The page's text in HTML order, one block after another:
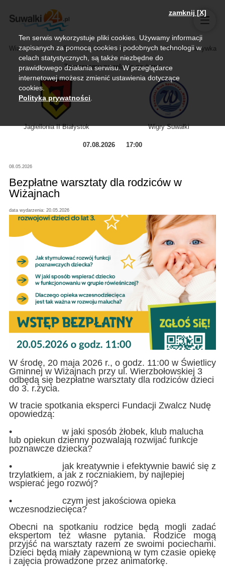
Wiadomości Sport Biznes, rolnictwo Kultura i rozrywka
Zapraszamy na relację na żywo
Jagiellonia II Białystok Wigry Suwałki
07.08.2026 17:00
08.05.2026
Bezpłatne warsztaty dla rodziców w
Wiżajnach
data wydarzenia: 20.05.2026
W środę, 20 maja 2026 r., o godz. 11:00 w Świetlicy
Gminnej w Wiżajnach przy ul. Wierzbołowskiej 3
odbędą się bezpłatne warsztaty dla rodziców dzieci
do 3. r.życia.
W tracie spotkania eksperci Fundacji Zwalcz Nudę
opowiedzą:
•
w jaki sposób żłobek, klub malucha
lub opiekun dzienny pozwalają rozwijać funkcje
poznawcze dziecka?
•
jak kreatywnie i efektywnie bawić się z
trzylatkiem, a jak z roczniakiem, by najlepiej
wspierać jego rozwój?
•
czym jest jakościowa opieka
wczesnodziecięca?
Obecni na spotkaniu rodzice będą mogli zadać
ekspertom też własne pytania. Rodzice mogą
przyjść na warsztaty razem ze swoimi pociechami.
Dzieci będą miały zapewnioną w tym czasie opiekę
i zajęcia prowadzone przez animatorkę.
zamknij [X]
Ten serwis wykorzystuje pliki cookies. Używamy informacji
zapisanych za pomocą cookies i podobnych technologii w
celach statystycznych, są także niezbędne do
prawidłowego działania serwisu. W przeglądarce
internetowej możesz zmienić ustawienia dotyczące
cookies.
Polityka prywatności